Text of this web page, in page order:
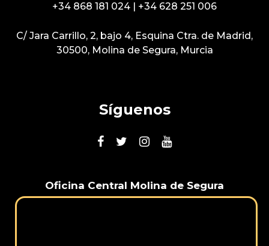
+34 868 181 024 | +34 628 251 006
C/ Jara Carrillo, 2, bajo 4, Esquina Ctra. de Madrid,
30500, Molina de Segura, Murcia
Síguenos
Oficina Central Molina de Segura